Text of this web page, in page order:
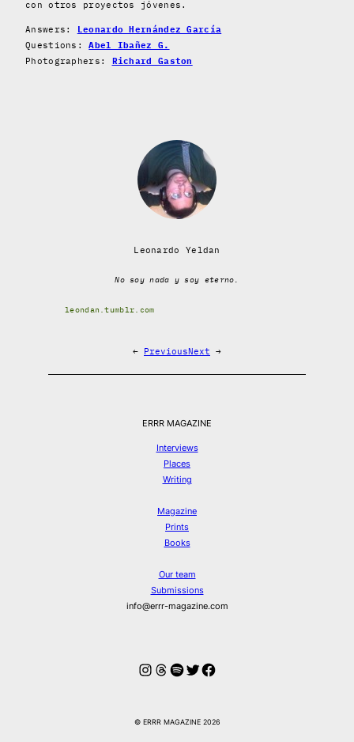
con otros proyectos jóvenes.
Answers: Leonardo Hernández García
Questions:Abel Ibañez G.
Photographers: Richard Gaston
Leonardo Yeldan
No soy nada y soy eterno.
leondan.tumblr.com
← PreviousNext →
ERRR MAGAZINE
Interviews
Places
Writing
Magazine
Prints
Books
Our team
Submissions
info@errr-magazine.com
Instagram
Threads
Spotify
Twitter
Facebook
© ERRR MAGAZINE 2026